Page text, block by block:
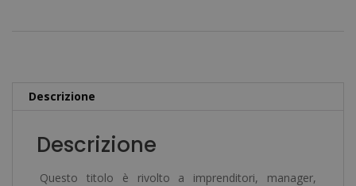
Aereo
Diploma
Autenticato
Descrizione
Descrizione
Questo titolo è rivolto a imprenditori, manager,